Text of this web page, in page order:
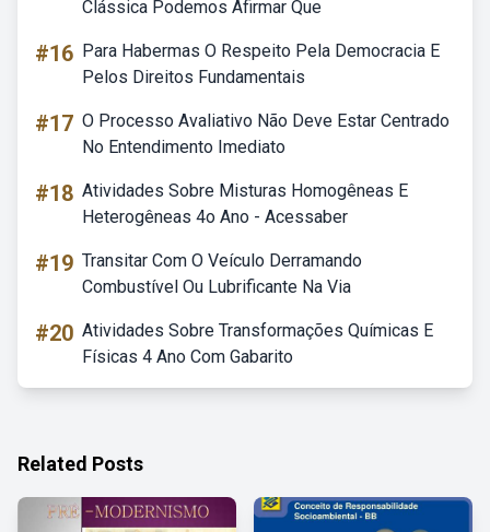
Clássica Podemos Afirmar Que
#16 Para Habermas O Respeito Pela Democracia E
Pelos Direitos Fundamentais
#17 O Processo Avaliativo Não Deve Estar Centrado
No Entendimento Imediato
#18 Atividades Sobre Misturas Homogêneas E
Heterogêneas 4o Ano - Acessaber
#19 Transitar Com O Veículo Derramando
Combustível Ou Lubrificante Na Via
#20 Atividades Sobre Transformações Químicas E
Físicas 4 Ano Com Gabarito
Related Posts